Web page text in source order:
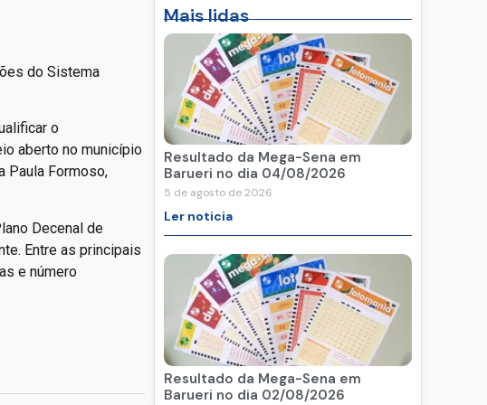
do Sistema
o
aberto no município
Paula Formoso,
Decenal de
Entre as principais
e número
Mais lidas
Resultado da Mega-Sena em
Barueri no dia 04/08/2026
5 de agosto de 2026
Ler noticia
Resultado da Mega-Sena em
Barueri no dia 02/08/2026